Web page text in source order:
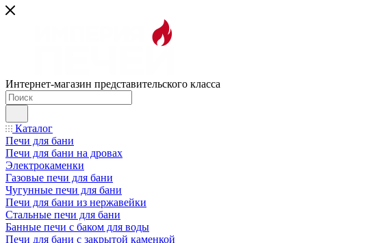
Интернет-магазин представительского класса
Каталог
Печи для бани
Печи для бани на дровах
Электрокаменки
Газовые печи для бани
Чугунные печи для бани
Печи для бани из нержавейки
Стальные печи для бани
Банные печи с баком для воды
Печи для бани с закрытой каменкой